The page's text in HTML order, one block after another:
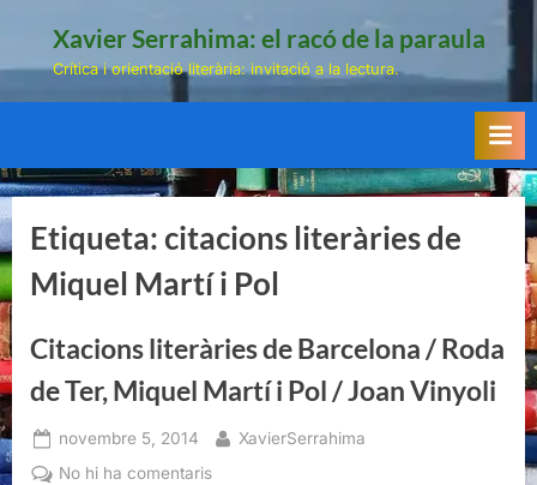
Xavier Serrahima: el racó de la paraula
Crítica i orientació literària: invitació a la lectura.
Etiqueta:citacions literàries de
Miquel Martí i Pol
Citacions literàries de Barcelona / Roda
de Ter, Miquel Martí i Pol / Joan Vinyoli
Posted
on
novembre 5, 2014 By
XavierSerrahima
No hi ha comentarisa